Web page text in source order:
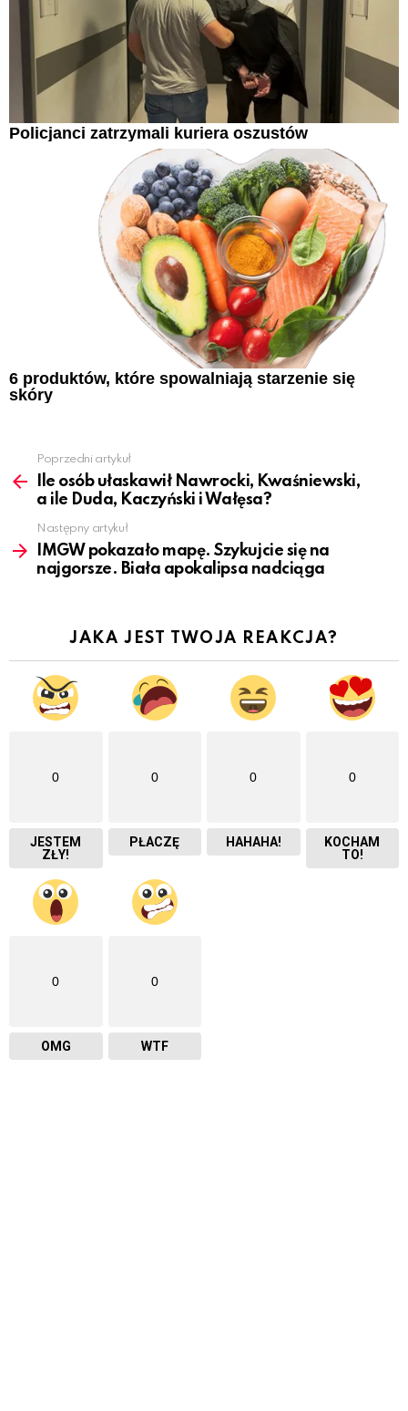
Policjanci zatrzymali kuriera oszustów
6 produktów, które spowalniają starzenie się
skóry
more
Poprzedni artykuł
Ile osób ułaskawił Nawrocki, Kwaśniewski,
a ile Duda, Kaczyński i Wałęsa?
Następny artykuł
IMGW pokazało mapę. Szykujcie się na
najgorsze. Biała apokalipsa nadciąga
JAKA JEST TWOJA REAKCJA?
0
JESTEM
ZŁY!
0
PŁACZĘ
0
HAHAHA!
0
KOCHAM
TO!
0
OMG
0
WTF